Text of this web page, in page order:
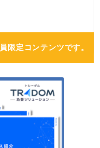
限定コンテンツです。